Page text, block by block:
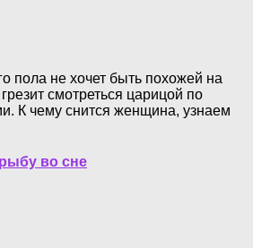
пола не хочет быть похожей на
смотреться царицой по
К чему снится женщина, узнаем
во сне